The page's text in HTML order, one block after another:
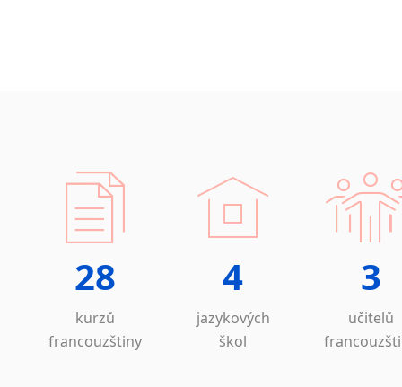
28
kurzů
francouzštiny
4
jazykových
škol
3
učitelů